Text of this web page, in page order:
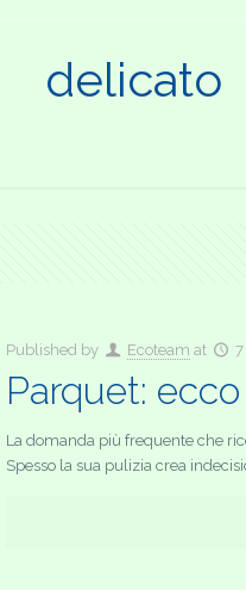
delicato
Published by Ecoteam at
Parquet:
La domanda più frequente che
Spesso la sua pulizia crea